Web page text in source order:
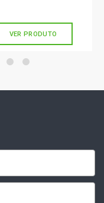
VER PRODUTO
7 8